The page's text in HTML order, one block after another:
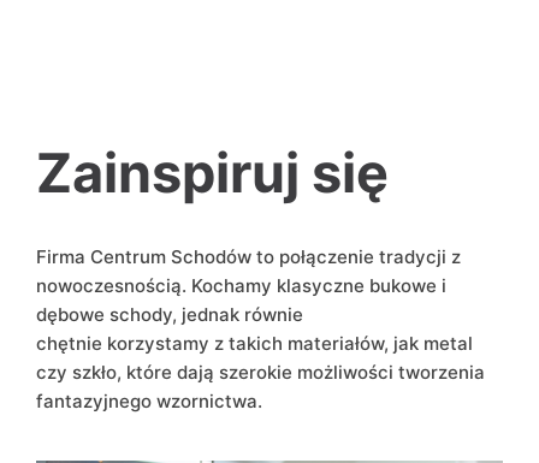
Zainspiruj się
Firma Centrum Schodów to połączenie tradycji z
nowoczesnością. Kochamy klasyczne bukowe i
dębowe schody, jednak równie
chętnie korzystamy z takich materiałów, jak metal
czy szkło, które dają szerokie możliwości tworzenia
fantazyjnego wzornictwa.